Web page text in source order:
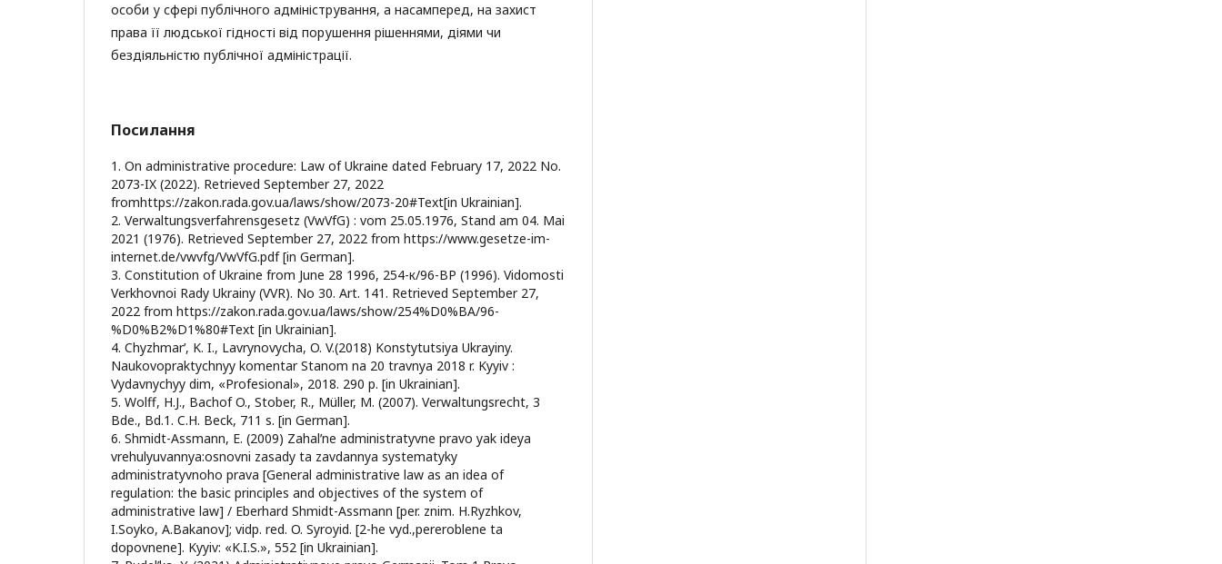
особи у сфері публічного адміністрування, а насамперед, на захист
права її людської гідності від порушення рішеннями, діями чи
бездіяльністю публічної адміністрації.
Посилання
1. On administrative procedure: Law of Ukraine dated February 17, 2022 No.
2073-IX (2022). Retrieved September 27, 2022
fromhttps://zakon.rada.gov.ua/laws/show/2073-20#Text[in Ukrainian].
2. Verwaltungsverfahrensgesetz (VwVfG) : vom 25.05.1976, Stand am 04. Mai
2021 (1976). Retrieved September 27, 2022 from https://www.gesetze-im-
internet.de/vwvfg/VwVfG.pdf [in German].
3. Constitution of Ukraine from June 28 1996, 254-к/96-ВР (1996). Vidomosti
Verkhovnoi Rady Ukrainy (VVR). No 30. Art. 141. Retrieved September 27,
2022 from https://zakon.rada.gov.ua/laws/show/254%D0%BA/96-
%D0%B2%D1%80#Text [in Ukrainian].
4. Chyzhmarʹ, K. I., Lavrynovycha, O. V.(2018) Konstytutsiya Ukrayiny.
Naukovopraktychnyy komentar Stanom na 20 travnya 2018 r. Kyyiv :
Vydavnychyy dim, «Profesional», 2018. 290 p. [in Ukrainian].
5. Wolff, H.J., Bachof O., Stober, R., Müller, M. (2007). Verwaltungsrecht, 3
Bde., Bd.1. C.H. Beck, 711 s. [in German].
6. Shmidt-Assmann, E. (2009) Zahalʹne administratyvne pravo yak ideya
vrehulyuvannya:osnovni zasady ta zavdannya systematyky
administratyvnoho prava [General administrative law as an idea of
regulation: the basic principles and objectives of the system of
administrative law] / Eberhard Shmidt-Assmann [per. znim. H.Ryzhkov,
I.Soyko, A.Bakanov]; vidp. red. O. Syroyid. [2-he vyd.,pereroblene ta
dopovnene]. Kyyiv: «K.I.S.», 552 [in Ukrainian].